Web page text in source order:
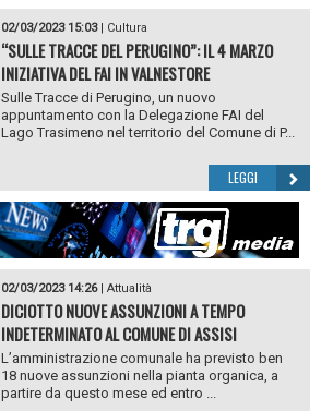
02/03/2023 15:03| Cultura
“SULLE TRACCE DEL PERUGINO”: IL 4 MARZO
INIZIATIVA DEL FAI IN VALNESTORE
Sulle Tracce di Perugino, un nuovo
appuntamento con la Delegazione FAI del
Lago Trasimeno nel territorio del Comune di P...
LEGGI
02/03/2023 14:26| Attualità
DICIOTTO NUOVE ASSUNZIONI A TEMPO
INDETERMINATO AL COMUNE DI ASSISI
L’amministrazione comunale ha previsto ben
18 nuove assunzioni nella pianta organica, a
partire da questo mese ed entro ...